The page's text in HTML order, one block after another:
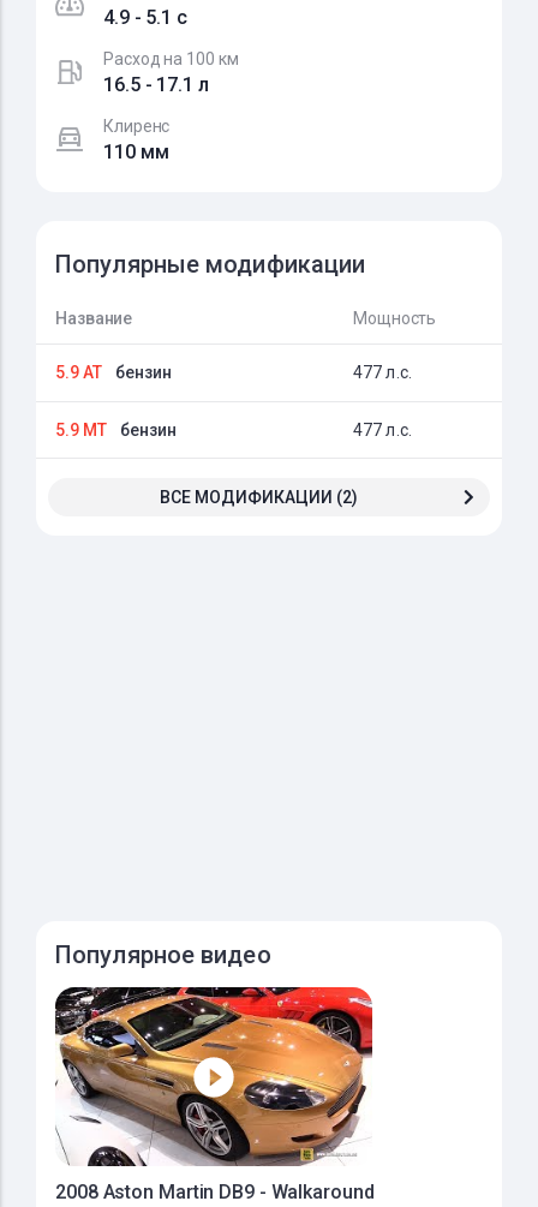
4.9 - 5.1 c
Расход на 100 км
16.5 - 17.1 л
Клиренс
110 мм
Популярные модификации
Название Мощность
5.9 AT бензин 477 л.с.
5.9 MT бензин 477 л.с.
ВСЕ МОДИФИКАЦИИ (2)
Популярное видео
2008 Aston Martin DB9 - Walkaround